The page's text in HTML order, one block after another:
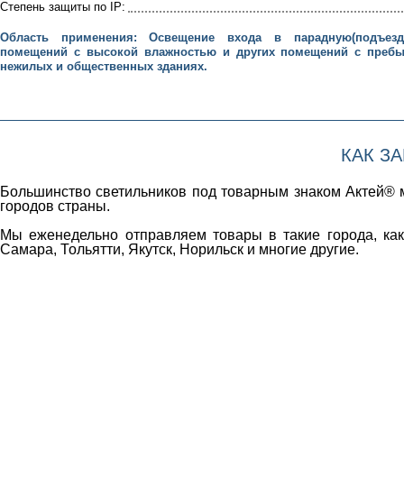
Степень защиты по IP:
Область применения: Освещение входа в
помещений с высокой влажностью и других помещений с
нежилых и общественных зданиях.
КАК
Большинство светильников под товарным знаком
городов страны.
Мы еженедельно отправляем товары в такие города,
Самара, Тольятти, Якутск, Норильск и многие другие.